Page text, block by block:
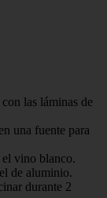
las láminas de
una fuente para
vino blanco.
de aluminio.
durante 2